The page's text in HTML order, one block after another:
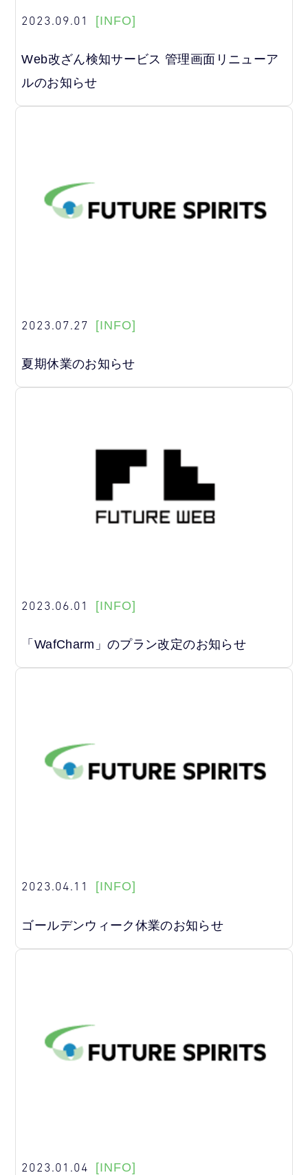
2023.09.01 [INFO]
Web改ざん検知サービス 管理画面リニューア
ルのお知らせ
2023.07.27 [INFO]
夏期休業のお知らせ
2023.06.01 [INFO]
「WafCharm」のプラン改定のお知らせ
2023.04.11 [INFO]
ゴールデンウィーク休業のお知らせ
2023.01.04 [INFO]